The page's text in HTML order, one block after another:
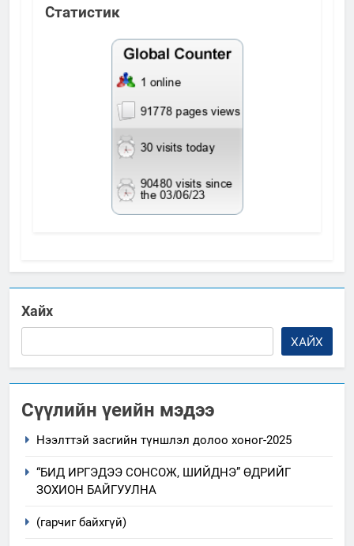
Статистик
Хайх
ХАЙХ
Сүүлийн үеийн мэдээ
Нээлттэй засгийн түншлэл долоо хоног-2025
“БИД ИРГЭДЭЭ СОНСОЖ, ШИЙДНЭ” ӨДРИЙГ
ЗОХИОН БАЙГУУЛНА
(гарчиг байхгүй)